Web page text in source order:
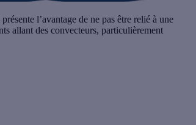
l’avantage de ne pas être relié à une
allant des convecteurs, particulièrement